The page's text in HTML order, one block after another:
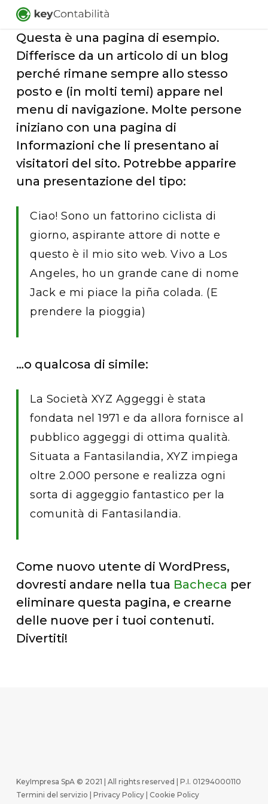
Skip
main
content
Questa è una pagina di esempio.
Differisce da un articolo di un blog
perché rimane sempre allo stesso
posto e (in molti temi) appare nel
menu di navigazione. Molte persone
iniziano con una pagina di
Informazioni che li presentano ai
visitatori del sito. Potrebbe apparire
una presentazione del tipo:
Ciao! Sono un fattorino ciclista di
giorno, aspirante attore di notte e
questo è il mio sito web. Vivo a Los
Angeles, ho un grande cane di nome
Jack e mi piace la piña colada. (E
prendere la pioggia)
…o qualcosa di simile:
La Società XYZ Aggeggi è stata
fondata nel 1971 e da allora fornisce al
pubblico aggeggi di ottima qualità.
Situata a Fantasilandia, XYZ impiega
oltre 2.000 persone e realizza ogni
sorta di aggeggio fantastico per la
comunità di Fantasilandia.
Come nuovo utente di WordPress,
dovresti andare nella tua Bacheca per
eliminare questa pagina, e crearne
delle nuove per i tuoi contenuti.
Divertiti!
KeyImpresa SpA © 2021 | All rights reserved | P.I. 01294000110
Termini del servizio
Privacy Policy| Cookie Policy